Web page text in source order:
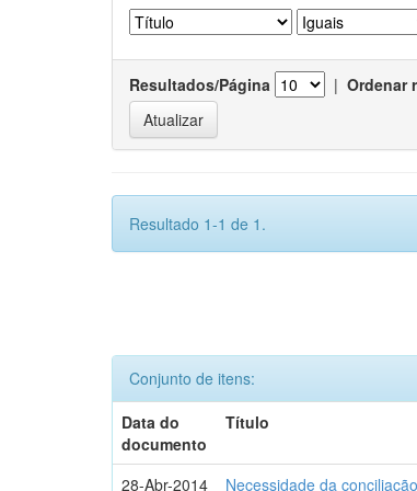
Resultados/Página | Ordenar
Resultado 1-1 de 1.
Conjunto de itens:
Data do
documento
Título
28-Abr-2014 Necessidade da